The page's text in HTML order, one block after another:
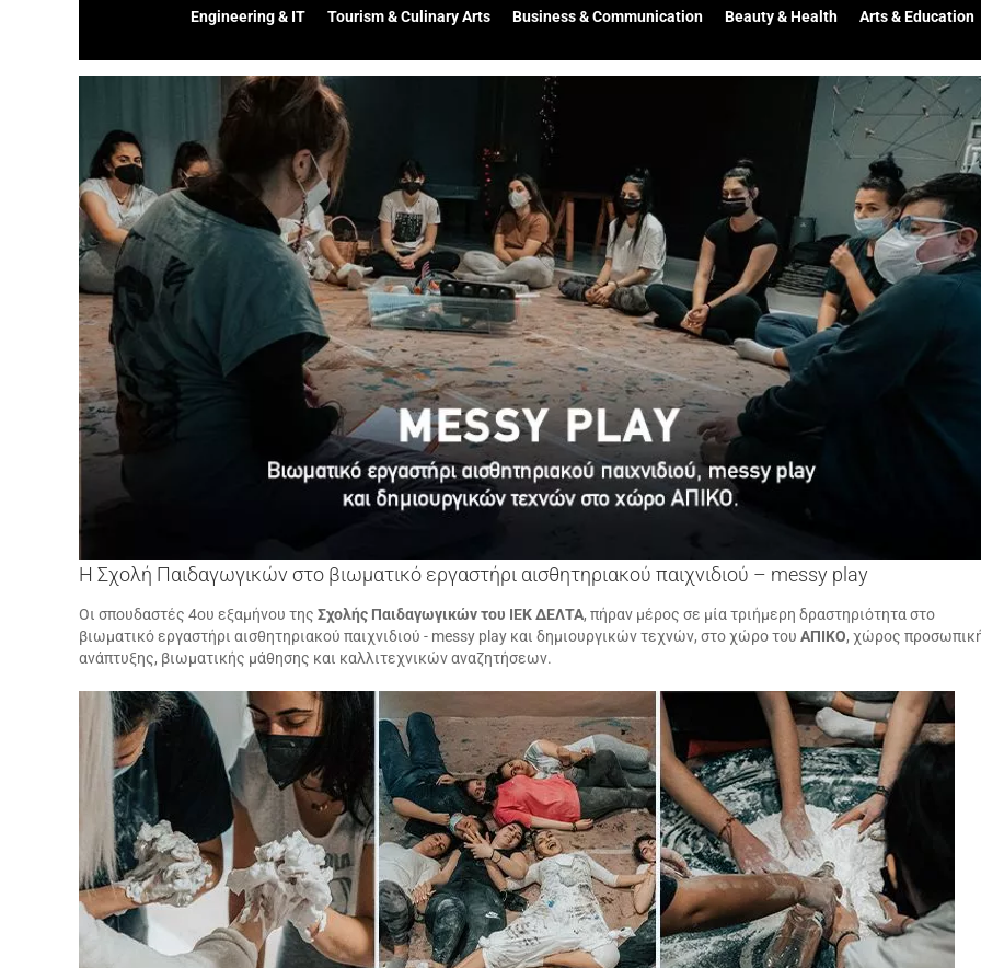
Engineering & IT Tourism & Culinary Arts Business & Communication Beauty & Health Arts & Education
εικόνας
Η Σχολή Παιδαγωγικών στο βιωματικό εργαστήρι αισθητηριακού παιχνιδιού – messy play
Οι σπουδαστές 4ου εξαμήνου της Σχολής Παιδαγωγικών του ΙΕΚ ΔΕΛΤΑ, πήραν μέρος σε μία τριήμερη δραστηριότητα στο
βιωματικό εργαστήρι αισθητηριακού παιχνιδιού - messy play και δημιουργικών τεχνών, στο χώρο του ΑΠΙΚΟ, χώρος
ανάπτυξης, βιωματικής μάθησης και καλλιτεχνικών αναζητήσεων.